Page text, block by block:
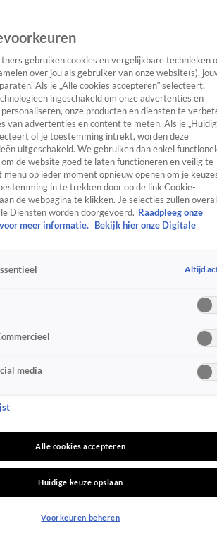
Entertainment TV Algemeen
Tip
SpraakmakendRealityCrimeVideo's
openhartig over
Lil Kleine
gebruiken cookies en vergelijkbare technieken
over jou als gebruiker van onze website(s),
Als je „Alle cookies accepteren” selecteert,
ingeschakeld om onze advertenties en
onze producten en diensten te
van advertenties en content te meten. Als je
of je toestemming intrekt, worden deze
uitgeschakeld. We gebruiken dan enkel
de website goed te laten functioneren en veilig te
menu op ieder moment opnieuw openen om je
in te trekken door op de link Cookie-
de webpagina te klikken. Je selecties zullen overal
Diensten worden doorgevoerd. Raadpleeg onze
meer informatie.
Bekijk hier onze Digitale
Altijd
media
Alle cookies accepteren
Huidige keuze opslaan
Voorkeuren beheren